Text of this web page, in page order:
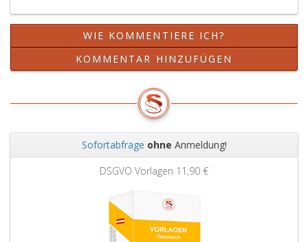
WIE KOMMENTIERE ICH?
KOMMENTAR HINZUFÜGEN
Sofortabfrage ohne Anmeldung!
DSGVO Vorlagen 11,90 €